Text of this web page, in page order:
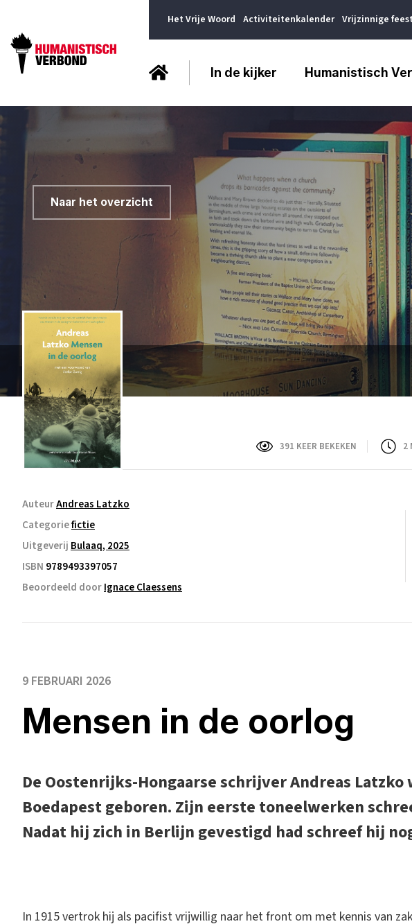
Het Vrije Woord Activiteitenkalender Vrijzinnige
In de kijker Humanistisch
Naar het overzicht
391 KEER BEKEKEN 2
AuteurAndreas Latzko
Categoriefictie
Uitgeverij Bulaaq, 2025
ISBN 9789493397057
Beoordeeld doorIgnace Claessens
9 FEBRUARI 2026
Mensen in de oorlog
De Oostenrijks-Hongaarse schrijver Andreas Latzko
Boedapest geboren. Zijn eerste toneelwerken
Nadat hij zich in Berlijn gevestigd had schreef hij
In 1915 vertrok hij als pacifist vrijwillig naar het front om met kennis van